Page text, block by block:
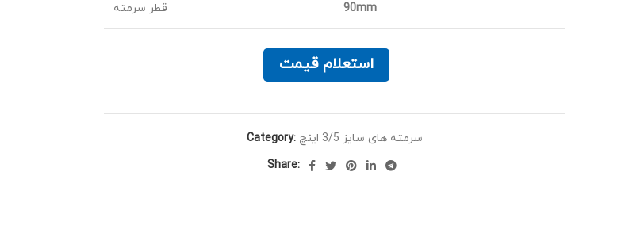
قطر سرمته 90mm
استعلام قیمت
Category:
سرمته های سایز 3/5 اینچ
Share: